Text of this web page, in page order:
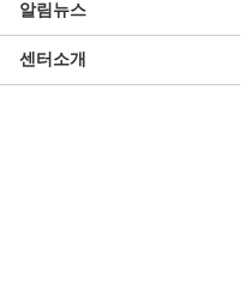
알림뉴스
센터소개